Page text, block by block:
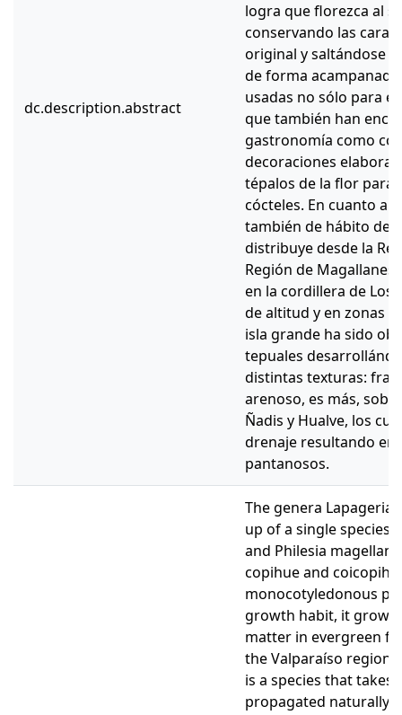
dc.description.abstract
logra que florezca al
conservando las
original y saltándose
de forma
usadas no sólo para
que también han
gastronomía como
decoraciones
tépalos de la flor para
cócteles. En cuanto a
también de hábito de
distribuye desde la
Región de
en la cordillera de Los
de altitud y en zonas
isla grande ha sido
tepuales
distintas texturas:
arenoso, es más,
Ñadis y Hualve, los
drenaje resultando en
pantanosos.
The genera Lapageria
up of a single species
and Philesia
copihue and
monocotyledonous
growth habit, it grows
matter in evergreen
the Valparaíso region
is a species that
propagated naturally,